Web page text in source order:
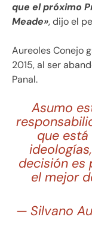
que el próximo
Meade», dijo el
Aureoles Conejo
2015, al ser
Panal.
Asumo
que
decisión es
el mejor
— Silvano